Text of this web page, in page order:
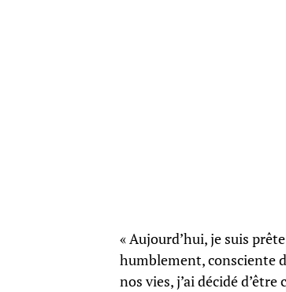
« Aujourd’hui, je suis
humblement, consciente
nos vies, j’ai décidé